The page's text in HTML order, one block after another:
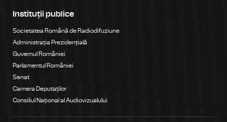
Instituții publice
Societatea Română de Radiodifuziune
Administrația Prezidențială
Guvernul României
Parlamentul României
Senat
Camera Deputaților
Consiliul Național al Audiovizualului